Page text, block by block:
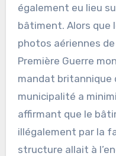
également eu lieu
bâtiment. Alors que
photos aériennes
Première Guerre
mandat britannique
municipalité a
affirmant que le
illégalement par la
structure allait à